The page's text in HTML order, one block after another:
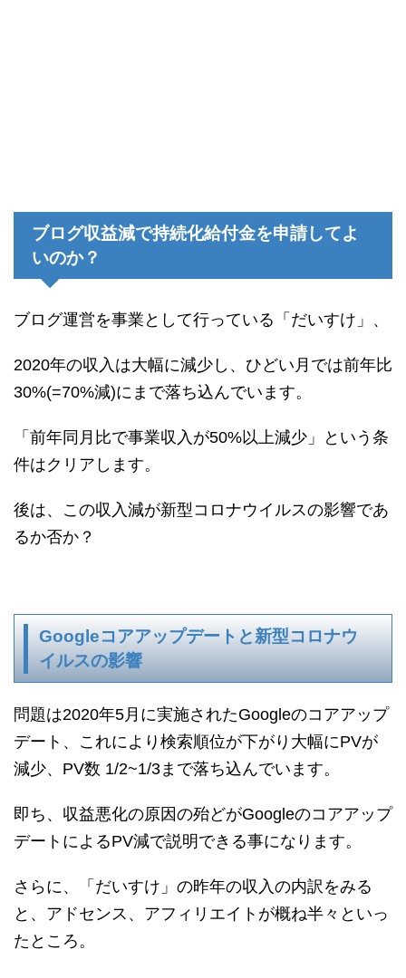
ブログ収益減で持続化給付金を申請してよ
いのか？
ブログ運営を事業として行っている「だいすけ」、
2020年の収入は大幅に減少し、ひどい月では前年比
30%(=70%減)にまで落ち込んでいます。
「前年同月比で事業収入が50%以上減少」という条
件はクリアします。
後は、この収入減が新型コロナウイルスの影響であ
るか否か？
Googleコアアップデートと新型コロナウ
イルスの影響
問題は2020年5月に実施されたGoogleのコアアップ
デート、これにより検索順位が下がり大幅にPVが
減少、PV数 1/2~1/3まで落ち込んでいます。
即ち、収益悪化の原因の殆どがGoogleのコアアップ
デートによるPV減で説明できる事になります。
さらに、「だいすけ」の昨年の収入の内訳をみる
と、アドセンス、アフィリエイトが概ね半々といっ
たところ。